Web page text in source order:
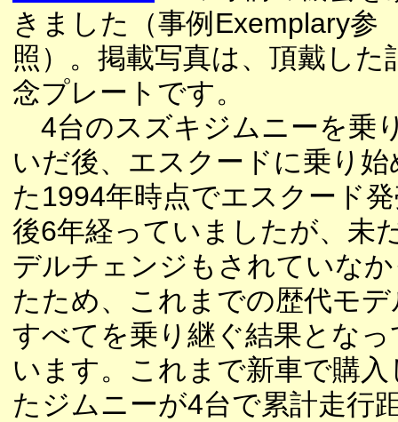
きました（事例Exemplary参
照）。掲載写真は、頂戴した
念プレートです。
4台のスズキジムニーを乗
いだ後、エスクードに乗り始
た1994年時点でエスクード
後6年経っていましたが、未
デルチェンジもされていな
たため、これまでの歴代モデ
すべてを乗り継ぐ結果となっ
います。これまで新車で購入
たジムニーが4台で累計走行